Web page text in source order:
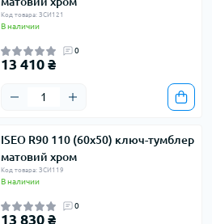
Код товара: ЗСИ121
В наличии
0
13 410 ₴
ISEO R90 110 (60х50) ключ-тумблер
матовий хром
Код товара: ЗСИ119
В наличии
0
13 830 ₴